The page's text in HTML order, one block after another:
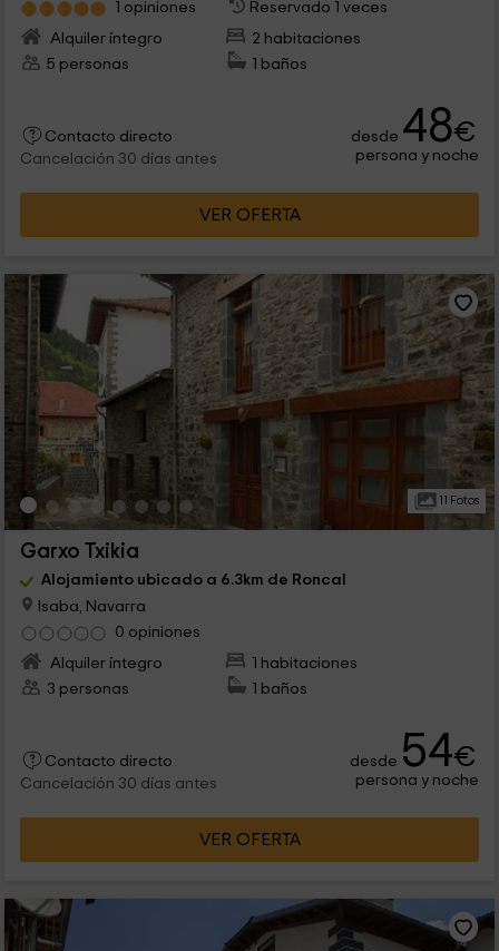
1 opiniones
Reservado 1 veces
Alquiler íntegro
2 habitaciones
5 personas
1 baños
Contacto directo
Cancelación 30 días antes
desde 48€
persona y noche
VER OFERTA
11 Fotos
Garxo Txikia
Alojamiento ubicado a 6.3km de Roncal
Isaba, Navarra
0 opiniones
Alquiler íntegro
1 habitaciones
3 personas
1 baños
Contacto directo
Cancelación 30 días antes
desde 54€
persona y noche
VER OFERTA